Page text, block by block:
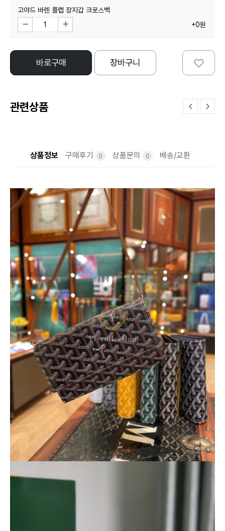
고야드 바렌 플랩 장지갑 크로스백
+0원
바로구매 장바구니
관련상품
상품정보 구매후기 0 상품문의 0 배송/교환